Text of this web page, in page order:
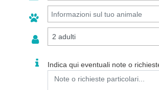
Indica qui eventuali note o